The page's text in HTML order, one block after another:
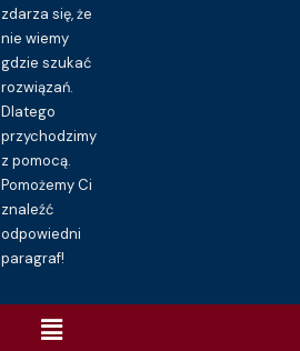
zdarza się, że
nie wiemy
gdzie szukać
rozwiązań.
Dlatego
przychodzimy
z pomocą.
Pomożemy Ci
znaleźć
odpowiedni
paragraf!
Menu